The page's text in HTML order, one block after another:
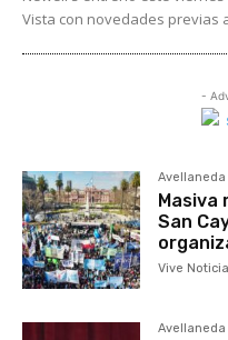
Vista con novedades previas
-
Avellaneda
Masiva
San
Vive
Avellaneda